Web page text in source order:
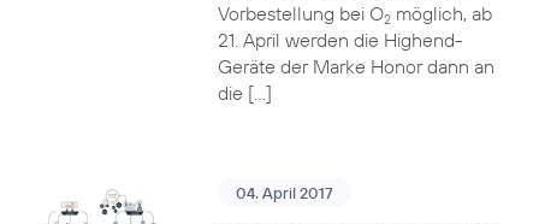
Vorbestellung bei O2möglich, ab
21. April werden die Highend-
Geräte der Marke Honor dann an
die […]
04. April 2017